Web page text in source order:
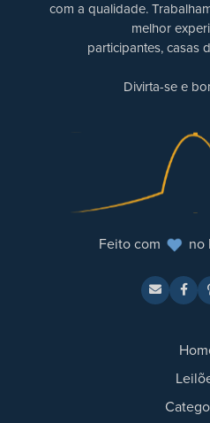
com a qualidade.
melhor
participantes, casas
Divirta-se e
Feito com no